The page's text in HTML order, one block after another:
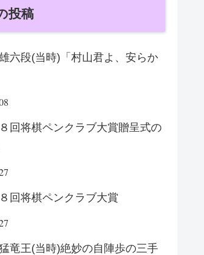
投稿
六段(当時)「村山君よ、安らか
回将棋ペンクラブ大賞贈呈式の
回将棋ペンクラブ大賞
竜王(当時)絶妙の自陣歩の三手